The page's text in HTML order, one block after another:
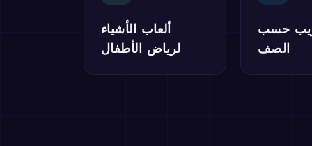
ألعاب الأشياء
لرياض الأطفال
حسب
الصف